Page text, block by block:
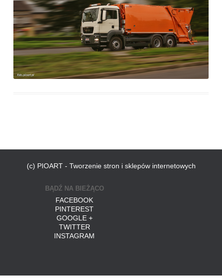
(c) PIOART - Tworzenie stron i sklepów internetowych
BĄDŹ NA BIEŻĄCO
FACEBOOK
PINTEREST
GOOGLE +
TWITTER
INSTAGRAM